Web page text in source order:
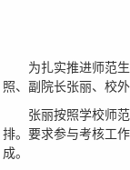
为扎实推进师范
照、副院长张丽、校
张丽按照学校师
排。要求参与考核工
成。